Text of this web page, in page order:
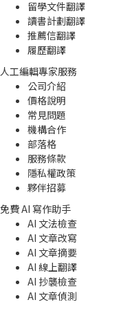
留學文件翻譯
讀書計劃翻譯
推薦信翻譯
履歷翻譯
人工編輯專家服務
公司介紹
價格說明
常見問題
機構合作
部落格
服務條款
隱私權政策
夥伴招募
免費 AI 寫作助手
AI 文法檢查
AI 文章改寫
AI 文章摘要
AI 線上翻譯
AI 抄襲檢查
AI 文章偵測